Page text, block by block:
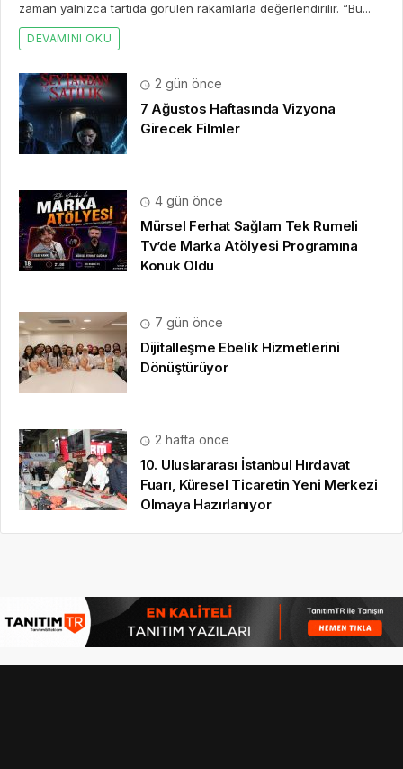
zaman yalnızca tartıda görülen rakamlarla değerlendirilir. “Bu...
DEVAMINI OKU
2 gün önce
7 Ağustos Haftasında Vizyona
Girecek Filmler
4 gün önce
Mürsel Ferhat Sağlam Tek Rumeli
Tv’de Marka Atölyesi Programına
Konuk Oldu
7 gün önce
Dijitalleşme Ebelik Hizmetlerini
Dönüştürüyor
2 hafta önce
10. Uluslararası İstanbul Hırdavat
Fuarı, Küresel Ticaretin Yeni Merkezi
Olmaya Hazırlanıyor